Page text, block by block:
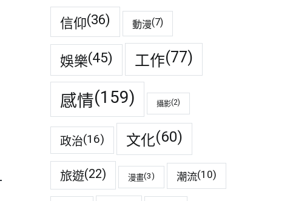
信仰(36) 動漫(7)
娛樂(45) 工作(77)
感情(159) 攝影(2)
政治(16) 文化(60)
旅遊(22) 漫畫(3) 潮流(10)